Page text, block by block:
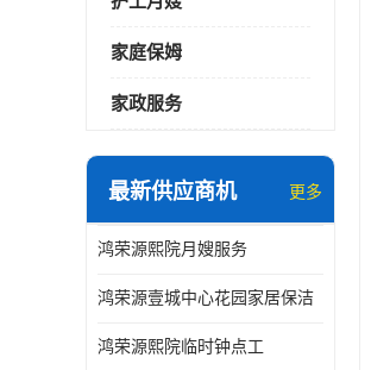
家庭保姆
家政服务
最新供应商机 更多
鸿荣源熙院月嫂服务
鸿荣源壹城中心花园家居保洁
鸿荣源熙院临时钟点工